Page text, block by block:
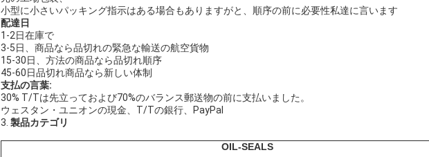
小型に小さいパッキング指示はある場合もありますがと、順序の前に必要性私達に言います
配達日
1-2日在庫で
3-5日、商品なら品切れの緊急な輸送の航空貨物
15-30日、方法の商品なら品切れ順序
45-60日品切れ商品なら新しい体制
支払の言葉:
30% T/Tは先立っておよび70%のバランス郵送物の前に支払いました。
ウェスタン・ユニオンの現金、T/Tの銀行、PayPaI
3. 製品カテゴリ
OIL-SEALS